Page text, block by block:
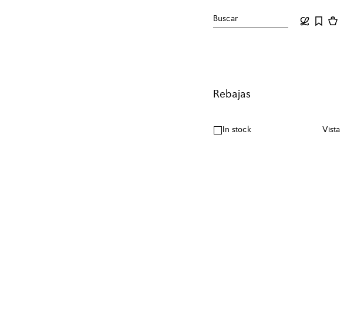
Buscar
Rebajas
In stock Vista